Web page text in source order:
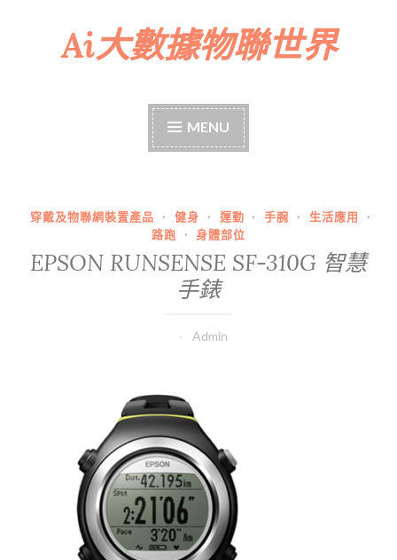
Ai大數據物聯世界
MENU
穿戴及物聯網裝置產品 · 健身 · 運動 · 手腕 · 生活應用
·
路跑
· 身體部位
EPSON RUNSENSE SF-310G 智慧
手錶
Admin